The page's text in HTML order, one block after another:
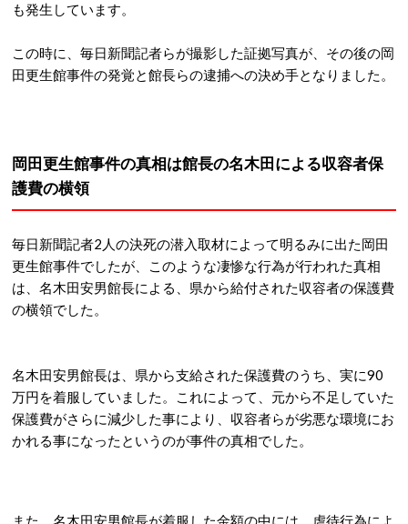
も発生しています。
この時に、毎日新聞記者らが撮影した証拠写真が、その後の岡
田更生館事件の発覚と館長らの逮捕への決め手となりました。
岡田更生館事件の真相は館長の名木田による収容者保
護費の横領
毎日新聞記者2人の決死の潜入取材によって明るみに出た岡田
更生館事件でしたが、このような凄惨な行為が行われた真相
は、名木田安男館長による、県から給付された収容者の保護費
の横領でした。
名木田安男館長は、県から支給された保護費のうち、実に90
万円を着服していました。これによって、元から不足していた
保護費がさらに減少した事により、収容者らが劣悪な環境にお
かれる事になったというのが事件の真相でした。
また、名木田安男館長が着服した金額の中には、虐待行為によ